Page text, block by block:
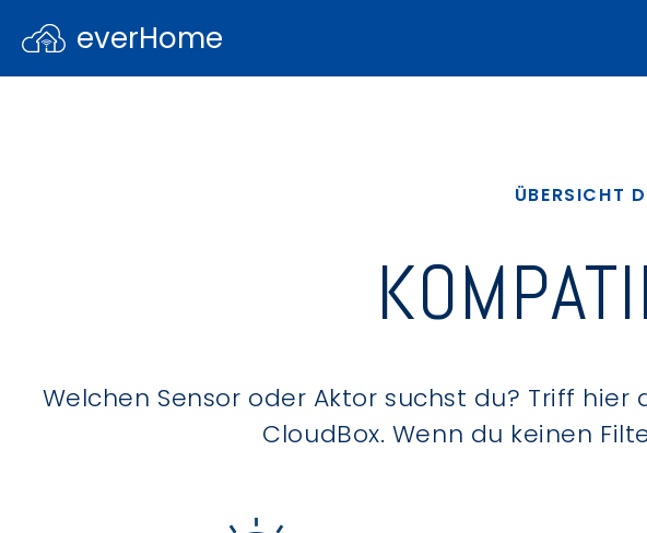
everHome
ÜBERSICHT
Welchen Sensor oder Aktor suchst du? Triff
CloudBox. Wenn du keinen